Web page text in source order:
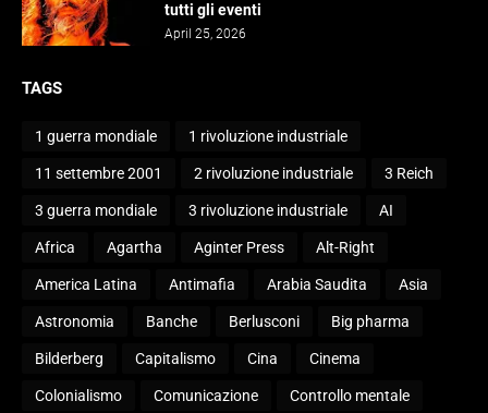
tutti gli eventi
April 25, 2026
TAGS
1 guerra mondiale 1 rivoluzione industriale
11 settembre 2001 2 rivoluzione industriale 3 Reich
3 guerra mondiale 3 rivoluzione industriale AI
Africa Agartha Aginter Press Alt-Right
America Latina Antimafia Arabia Saudita Asia
Astronomia Banche Berlusconi Big pharma
Bilderberg Capitalismo Cina Cinema
Colonialismo Comunicazione Controllo mentale